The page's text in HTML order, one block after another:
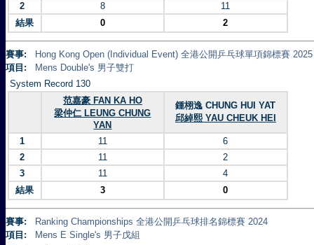
2
8
11
結果
0 2
賽事:
Hong Kong Open (Individual Event) 全港公開乒乓球單項錦標賽 2025
項目:
Mens Double's 男子雙打
System Record 130
范嘉豪 FAN KA HO
梁仲仁 LEUNG CHUNG
YAN
鍾栩逸 CHUNG HUI YAT
邱綽熙 YAU CHEUK HEI
1 11
6
2
11
2
3
11
4
結果
3 0
賽事:
Ranking Championships 全港公開乒乓球排名錦標賽 2024
項目:
Mens E Single's 男子戊組